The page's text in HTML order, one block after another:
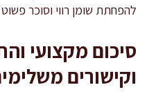
להפחתת שומן רווי וסוכר פשוט
סיכום מקצועי
וקישורים